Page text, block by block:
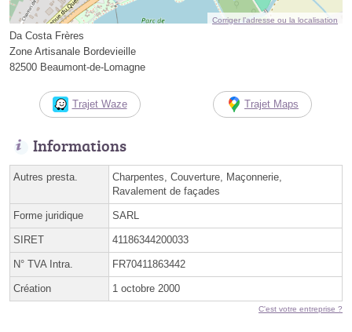
Corriger l’adresse ou la localisation
Da Costa Frères
Zone Artisanale Bordevieille
82500 Beaumont-de-Lomagne
Trajet Waze Trajet Maps
Informations
Autres presta.
Charpentes, Couverture, Maçonnerie,
Ravalement de façades
Forme juridique SARL
SIRET 41186344200033
N° TVA Intra. FR70411863442
Création 1 octobre 2000
C'est votre entreprise ?